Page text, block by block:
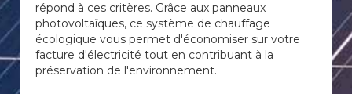
répond à ces critères. Grâce aux panneaux
photovoltaïques, ce système de chauffage
écologique vous permet d'économiser sur votre
facture d'électricité tout en contribuant à la
préservation de l'environnement.